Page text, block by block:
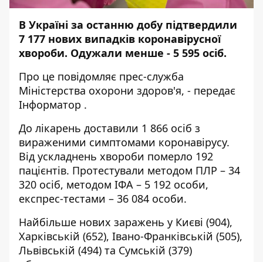
В Україні за останню добу підтвердили
7 177 нових випадків коронавірусної
хвороби. Одужали менше - 5 595 осіб.
Про це повідомляє прес-служба
Міністерства охорони здоров'я, - передає
Інформатор .
До лікарень доставили 1 866 осіб з
вираженими симптомами коронавірусу.
Від ускладнень хвороби померло 192
пацієнтів. Протестували методом ПЛР – 34
320 осіб, методом ІФА – 5 192 особи,
експрес-тестами – 36 084 особи.
Найбільше нових заражень у Києві (904),
Харківській (652), Івано-Франківській (505),
Львівській (494) та Сумській (379)